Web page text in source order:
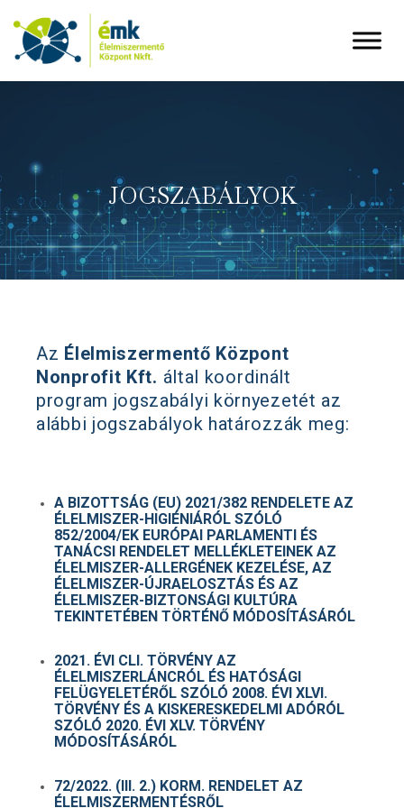
JOGSZABÁLYOK
Az Élelmiszermentő Központ
Nonprofit Kft. által koordinált
program jogszabályi környezetét az
alábbi jogszabályok határozzák meg:
A BIZOTTSÁG (EU) 2021/382 RENDELETE AZ
ÉLELMISZER-HIGIÉNIÁRÓL SZÓLÓ
852/2004/EK EURÓPAI PARLAMENTI ÉS
TANÁCSI RENDELET MELLÉKLETEINEK AZ
ÉLELMISZER-ALLERGÉNEK KEZELÉSE, AZ
ÉLELMISZER-ÚJRAELOSZTÁS ÉS AZ
ÉLELMISZER-BIZTONSÁGI KULTÚRA
TEKINTETÉBEN TÖRTÉNŐ MÓDOSÍTÁSÁRÓL
2021. ÉVI CLI. TÖRVÉNY AZ
ÉLELMISZERLÁNCRÓL ÉS HATÓSÁGI
FELÜGYELETÉRŐL SZÓLÓ 2008. ÉVI XLVI.
TÖRVÉNY ÉS A KISKERESKEDELMI ADÓRÓL
SZÓLÓ 2020. ÉVI XLV. TÖRVÉNY
MÓDOSÍTÁSÁRÓL
72/2022. (III. 2.) KORM. RENDELET AZ
ÉLELMISZERMENTÉSRŐL